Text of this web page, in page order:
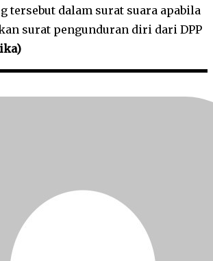
tersebut dalam surat suara apabila
surat pengunduran diri dari DPP